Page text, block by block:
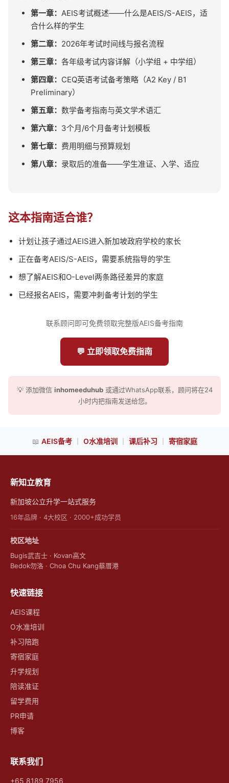
第一章： AEIS考试概述——什么是AEIS/S-AEIS，适
合什么样的学生
第二章： 2026年考试时间线与报名流程
第三章： 各年级考试内容详解（小学组 + 中学组）
第四章： CEQ英语考试备考策略（A2 Key / B1
Preliminary）
第五章： 数学备考指南与英文学术语汇
第六章： 3个月/6个月备考计划模板
第七章： 费用明细与预算规划
第八章： 录取后的准备——学生准证、入学、适应
这本指南适合谁？
计划让孩子通过AEIS进入新加坡政府学校的家长
正在备考AEIS/S-AEIS，需要系统指导的学生
想了解AEIS和O-Level两条路径差异的家庭
已经报名AEIS，需要冲刺备考计划的学生
联系顾问即可免费领取完整版AEIS备考指南
💬 立即领取免费指南
💡 添加微信 inhomeeduhub或通过WhatsApp联系，顾问将在24
小时内把指南发送给您。
📖 AEIS备考｜ O水准培训 课后补习 寄宿家庭
新知立教育
新加坡公立升学一站式服务
16年品牌 · 4大校区 · 2000+成功学员
校区地址
Bugis武吉士 · Kovan高文
Bedok勿洛 · Choa Chu Kang蔡厝港
快速链接
AEIS课程
O水准培训
补习陪跑
寄宿家庭
升学规划
陪读准证
留学费用
PR申请
博客
联系我们
+65 8189 7956